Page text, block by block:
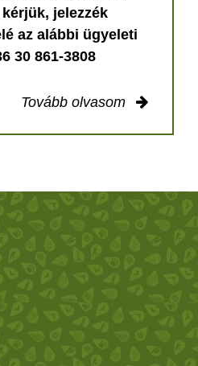
jelezzék
az alábbi ügyeleti
30 861-3808
Tovább olvasom